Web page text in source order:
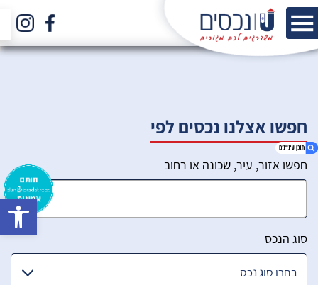
חפשו אצלנו נכסים לפי
חפשו אזור, עיר, שכונה או רחוב
סוג הנכס